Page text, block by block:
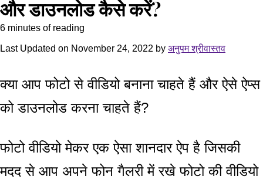
और डाउनलोड कैसे करें?
6 minutes of reading
Last Updated on November 24, 2022 by अनुपम श्रीवास्तव
क्या आप फोटो से वीडियो बनाना चाहते हैं और ऐसे ऐप्स
को डाउनलोड करना चाहते हैं?
फोटो वीडियो मेकर एक ऐसा शानदार ऐप है जिसकी
मदद से आप अपने फोन गैलरी में रखे फोटो की वीडियो